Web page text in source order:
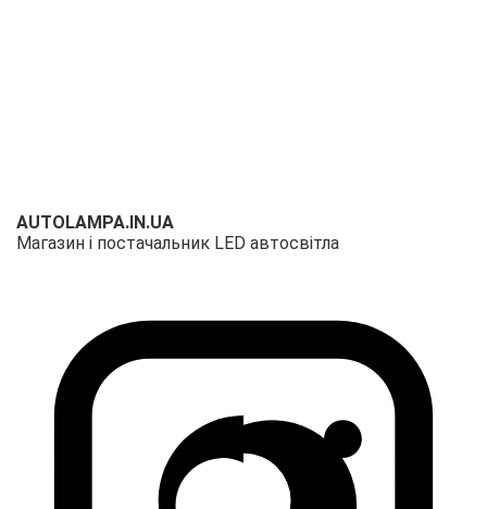
AUTOLAMPA.IN.UA
Магазин і постачальник LED автосвітла